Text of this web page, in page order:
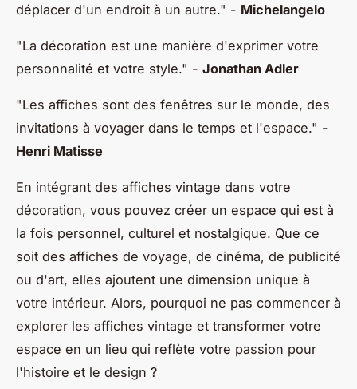
déplacer d'un endroit à un autre." - Michelangelo
"La décoration est une manière d'exprimer votre
personnalité et votre style." - Jonathan Adler
"Les affiches sont des fenêtres sur le monde, des
invitations à voyager dans le temps et l'espace." -
Henri Matisse
En intégrant des affiches vintage dans votre
décoration, vous pouvez créer un espace qui est à
la fois personnel, culturel et nostalgique. Que ce
soit des affiches de voyage, de cinéma, de publicité
ou d'art, elles ajoutent une dimension unique à
votre intérieur. Alors, pourquoi ne pas commencer à
explorer les affiches vintage et transformer votre
espace en un lieu qui reflète votre passion pour
l'histoire et le design ?